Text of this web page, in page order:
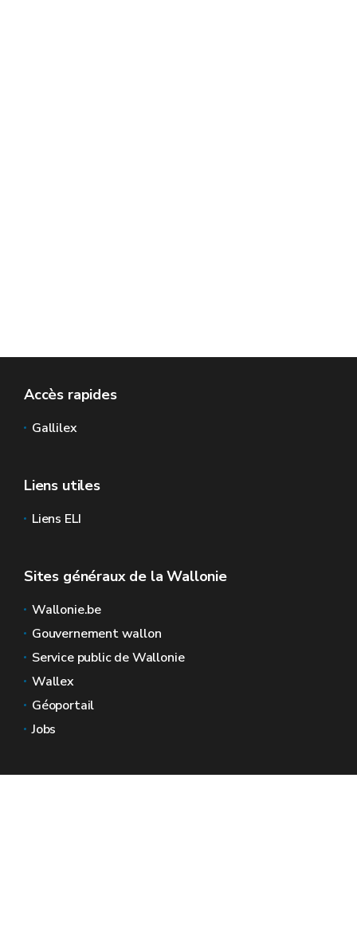
Accès rapides
Gallilex
Liens utiles
Liens ELI
Sites généraux de la Wallonie
Wallonie.be
Gouvernement wallon
Service public de Wallonie
Wallex
Géoportail
Jobs